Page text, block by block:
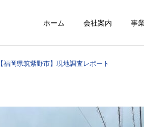
ホーム 会社案内 事
【福岡県筑紫野市】現地調査レポート